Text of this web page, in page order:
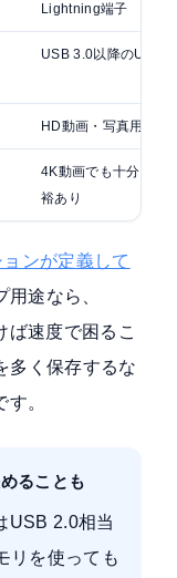
Lightning端子
USB 3.0以降のUSB
HD動画・写真用エン
4K動画でも十分。バ
裕あり
ンが定義して
途なら、
ば速度で困るこ
多く保存するな
。
ることも
USB 2.0相当
リを使っても